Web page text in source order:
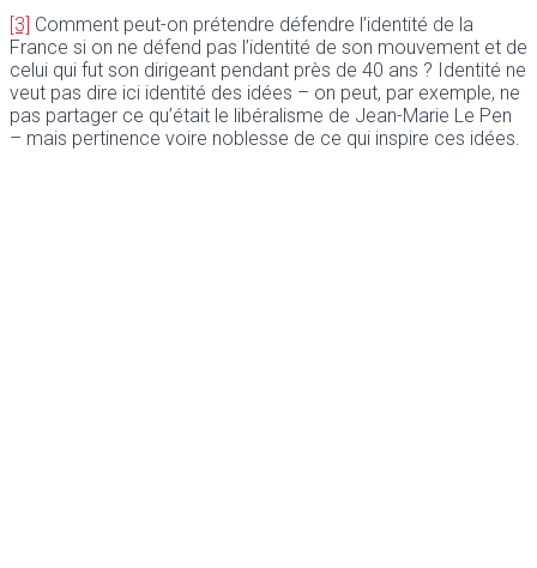
[3] Comment peut-on prétendre défendre l’identité de la
France si on ne défend pas l’identité de son mouvement et de
celui qui fut son dirigeant pendant près de 40 ans ? Identité ne
veut pas dire ici identité des idées – on peut, par exemple, ne
pas partager ce qu’était le libéralisme de Jean-Marie Le Pen
– mais pertinence voire noblesse de ce qui inspire ces idées.